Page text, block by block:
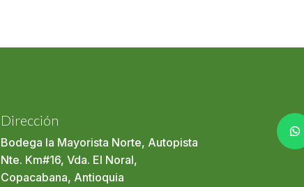
Dirección
Bodega la Mayorista Norte, Autopista
Nte. Km#16, Vda. El Noral,
Copacabana, Antioquia